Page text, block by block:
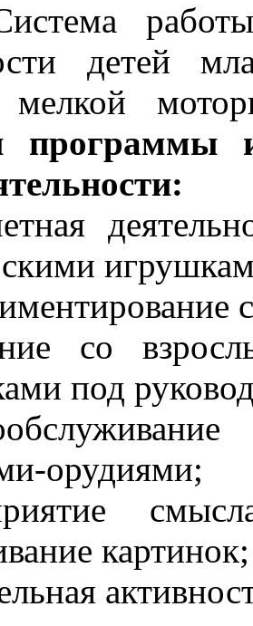
детей
мелкой
программы
со
под
орудиями;
картинок;